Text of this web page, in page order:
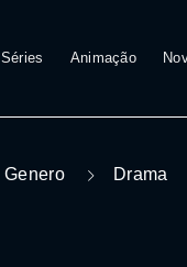
Séries Animação
Genero Drama